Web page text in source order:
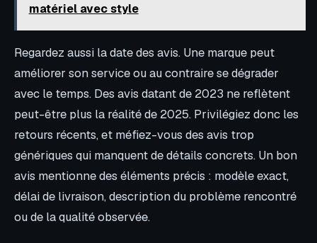
matériel avec style
Regardez aussi la date des avis. Une marque peut
améliorer son service ou au contraire se dégrader
avec le temps. Des avis datant de 2023 ne reflètent
peut-être plus la réalité de 2025. Privilégiez donc les
retours récents, et méfiez-vous des avis trop
génériques qui manquent de détails concrets. Un bon
avis mentionne des éléments précis : modèle exact,
délai de livraison, description du problème rencontré
ou de la qualité observée.